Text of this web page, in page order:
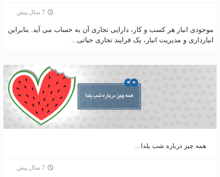
7 سال پیش
موجودی انبار هر کسب و کار، دارایی تجاری آن به حساب می آید. بنابراین
انبارداری و مدیریت انبار، یک فرایند تجاری حیاتی...
همه چیز درباره شب یلدا...
7 سال پیش